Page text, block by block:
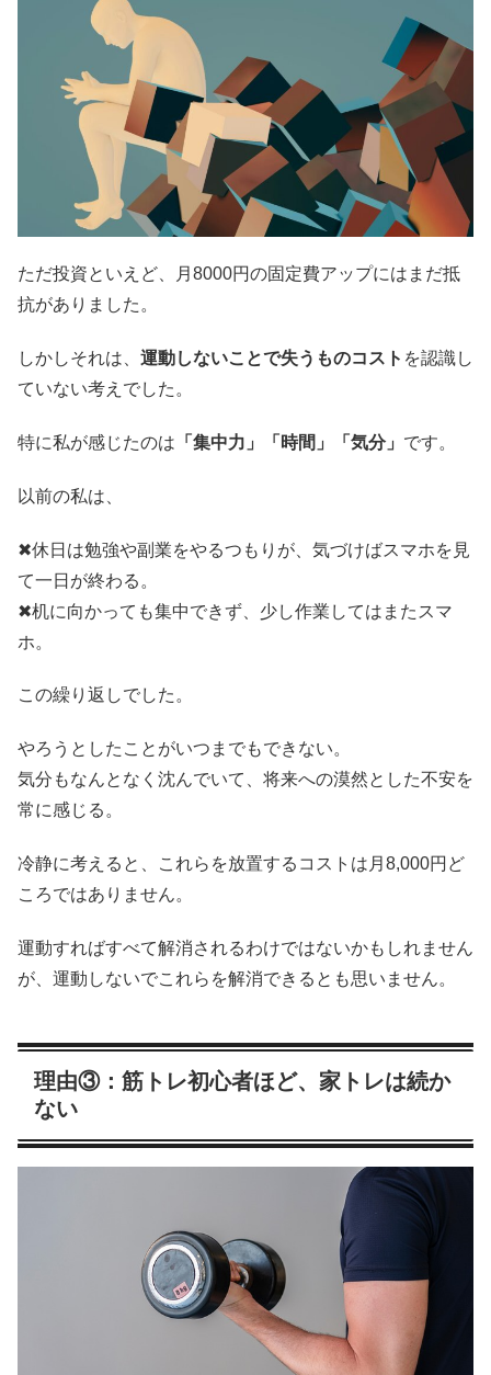
ただ投資といえど、月8000円の固定費アップにはまだ抵
抗がありました。
しかしそれは、 運動しないことで失うものコスト を認識し
ていない考えでした。
特に私が感じたのは 「集中力」「 時間」「気分」 です。
以前の私は、
✖休日は勉強や副業をやるつもりが、気づけばスマホを見
て一日が終わる。
✖机に向かっても集中できず、少し作業してはまたスマ
ホ。
この繰り返しでした。
やろうとしたことがいつまでもできない。
気分もなんとなく沈んでいて、将来への漠然とした不安を
常に感じる。
冷静に考えると、これらを放置するコストは月8,000円ど
ころではありません。
運動すればすべて解消されるわけではないかもしれません
が、運動しないでこれらを解消できるとも思いません。
理由③：筋トレ初心者ほど、家トレは続か
ない